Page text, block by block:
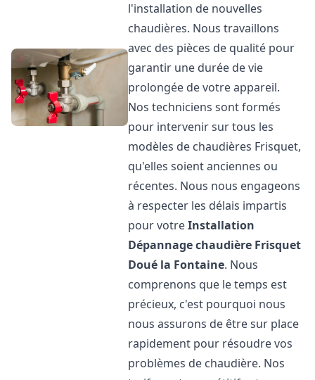
l'installation de nouvelles
chaudières. Nous travaillons
avec des pièces de qualité pour
garantir une durée de vie
prolongée de votre appareil.
Nos techniciens sont formés
pour intervenir sur tous les
modèles de chaudières Frisquet,
qu'elles soient anciennes ou
récentes. Nous nous engageons
à respecter les délais impartis
pour votreInstallation
Dépannage chaudière Frisquet
Doué la Fontaine. Nous
comprenons que le temps est
précieux, c'est pourquoi nous
nous assurons de être sur place
rapidement pour résoudre vos
problèmes de chaudière. Nos